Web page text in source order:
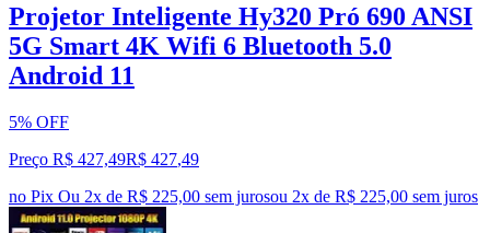
Projetor Inteligente Hy320 Pró 690 ANSI
5G Smart 4K Wifi 6 Bluetooth 5.0
Android 11
5% OFF
Preço R$ 427,49R$ 427,49
no Pix Ou 2x de R$ 225,00 sem jurosou 2x de R$ 225,00 sem juros